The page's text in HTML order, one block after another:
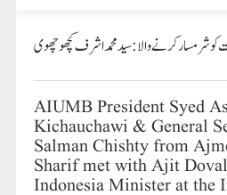
کو شرمسار کرنے والا: سید محمد اشرف کچھوچھوی
AIUMB President Syed
Kichauchawi & General
Salman Chishty from
Sharif met with Ajit
Indonesia Minister at the